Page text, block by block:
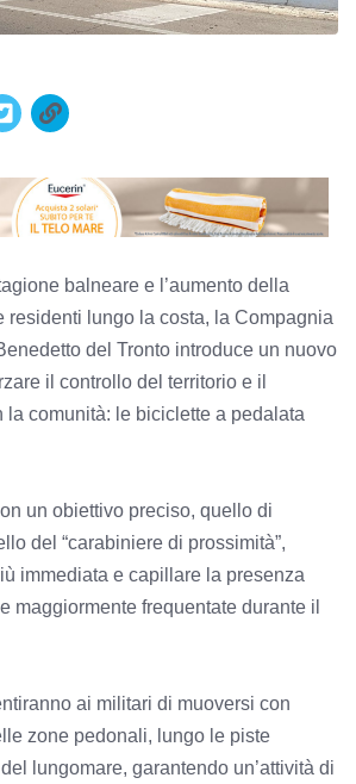
balneare e l’aumento della
residenti lungo la costa, la Compagnia
del Tronto introduce un nuovo
il controllo del territorio e il
la comunità: le biciclette a pedalata
un obiettivo preciso, quello di
del “carabiniere di prossimità”,
immediata e capillare la presenza
maggiormente frequentate durante il
ai militari di muoversi con
zone pedonali, lungo le piste
lungomare, garantendo un’attività di